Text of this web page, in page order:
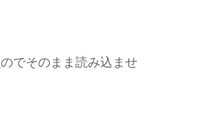
のでそのまま読み込ませ